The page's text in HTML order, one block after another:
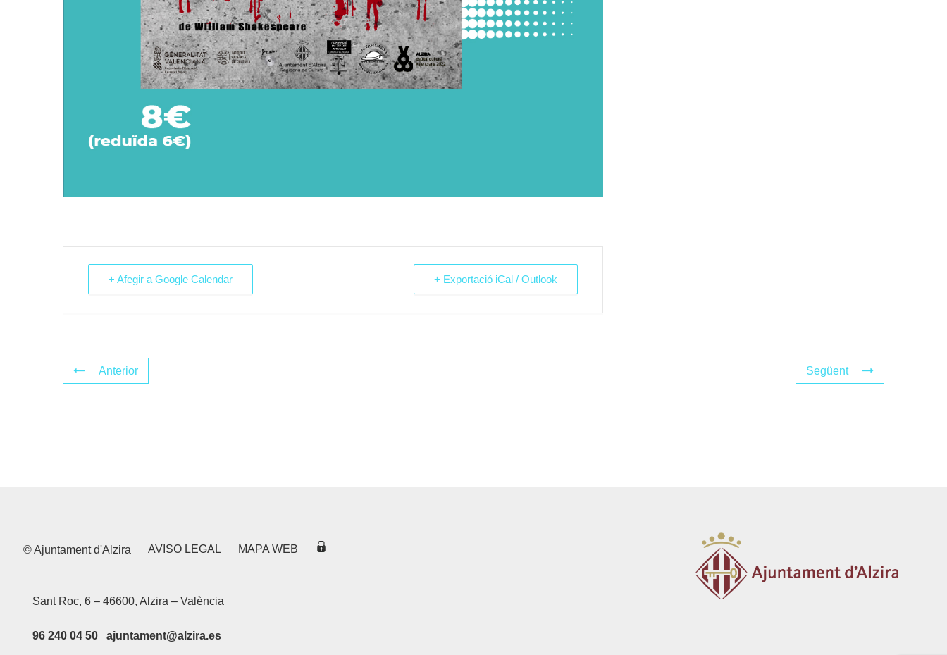
+ Afegir a Google Calendar + Exportació iCal / Outlook
Anterior Següent
© Ajuntament d'Alzira AVISO LEGAL MAPA WEB
Sant Roc, 6 – 46600, Alzira – València
96 240 04 50 ajuntament@alzira.es